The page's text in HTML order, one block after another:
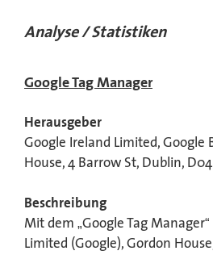
Analyse / Statistiken
Google Tag Manager
Herausgeber
Google Ireland Limited, Google
House, 4 Barrow St, Dublin,
Beschreibung
Mit dem „Google Tag
Limited (Google), Gordon